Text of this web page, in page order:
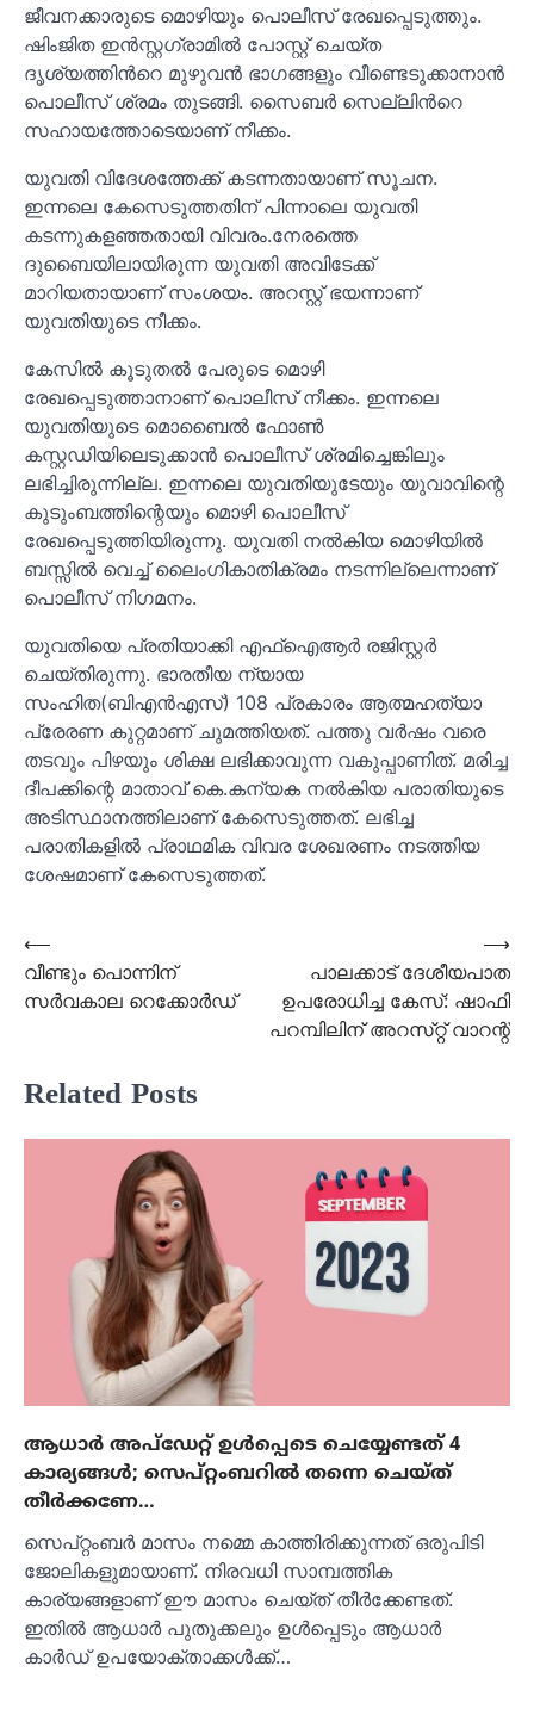
ജീവനക്കാരുടെ മൊഴിയും പൊലീസ് രേഖപ്പെടുത്തും.
ഷിംജിത ഇന്‍സ്റ്റഗ്രാമില്‍ പോസ്റ്റ് ചെയ്ത
ദൃശ്യത്തിന്‍റെ മുഴുവന്‍ ഭാഗങ്ങളും വീണ്ടെടുക്കാനാൻ
പൊലീസ് ശ്രമം തുടങ്ങി. സൈബര്‍ സെല്ലിന്‍റെ
സഹായത്തോടെയാണ് നീക്കം.
യുവതി വിദേശത്തേക്ക് കടന്നതായാണ് സൂചന.
ഇന്നലെ കേസെടുത്തതിന് പിന്നാലെ യുവതി
കടന്നുകളഞ്ഞതായി വിവരം.നേരത്തെ
ദുബൈയിലായിരുന്ന യുവതി അവിടേക്ക്
മാറിയതായാണ് സംശയം. അറസ്റ്റ് ഭയന്നാണ്
യുവതിയുടെ നീക്കം.
കേസിൽ കൂടുതൽ പേരുടെ മൊഴി
രേഖപ്പെടുത്താനാണ് പൊലീസ് നീക്കം. ഇന്നലെ
യുവതിയുടെ മൊബൈൽ ഫോൺ
കസ്റ്റഡിയിലെടുക്കാൻ പൊലീസ് ശ്രമിച്ചെങ്കിലും
ലഭിച്ചിരുന്നില്ല. ഇന്നലെ യുവതിയുടേയും യുവാവിന്റെ
കുടുംബത്തിന്റെയും മൊഴി പൊലീസ്
രേഖപ്പെടുത്തിയിരുന്നു. യുവതി നൽകിയ മൊഴിയിൽ
ബസ്സിൽ വെച്ച് ലൈംഗികാതിക്രമം നടന്നില്ലെന്നാണ്
പൊലീസ് നിഗമനം.
യുവതിയെ പ്രതിയാക്കി എഫ്‌ഐആർ രജിസ്റ്റർ
ചെയ്തിരുന്നു. ഭാരതീയ ന്യായ
സംഹിത(ബിഎൻഎസ്) 108 പ്രകാരം ആത്മഹത്യാ
പ്രേരണ കുറ്റമാണ് ചുമത്തിയത്. പത്തു വർഷം വരെ
തടവും പിഴയും ശിക്ഷ ലഭിക്കാവുന്ന വകുപ്പാണിത്. മരിച്ച
ദീപക്കിന്റെ മാതാവ് കെ.കന്യക നൽകിയ പരാതിയുടെ
അടിസ്ഥാനത്തിലാണ് കേസെടുത്തത്. ലഭിച്ച
പരാതികളിൽ പ്രാഥമിക വിവര ശേഖരണം നടത്തിയ
ശേഷമാണ് കേസെടുത്തത്.
Post
navigation
⟵
വീണ്ടും പൊന്നിന്
സർവകാല റെക്കോർഡ്
പാലക്കാട്‌ ദേശീയപാത
ഉപരോധിച്ച കേസ്:‌ ഷാഫി
പറമ്പിലിന് അറസ്‌റ്റ് വാറന്റ്
⟶
Related Posts
ആധാർ അപ്‌ഡേറ്റ് ഉൾപ്പെടെ ചെയ്യേണ്ടത് 4
കാര്യങ്ങൾ; സെപ്റ്റംബറിൽ തന്നെ ചെയ്ത്
തീർക്കണേ…
സെപ്റ്റംബർ മാസം നമ്മെ കാത്തിരിക്കുന്നത് ഒരുപിടി
ജോലികളുമായാണ്. നിരവധി സാമ്പത്തിക
കാര്യങ്ങളാണ് ഈ മാസം ചെയ്ത് തീർക്കേണ്ടത്.
ഇതിൽ ആധാർ പുതുക്കലും ഉൾപ്പെടും ആധാർ
കാർഡ് ഉപയോക്താക്കൾക്ക്…